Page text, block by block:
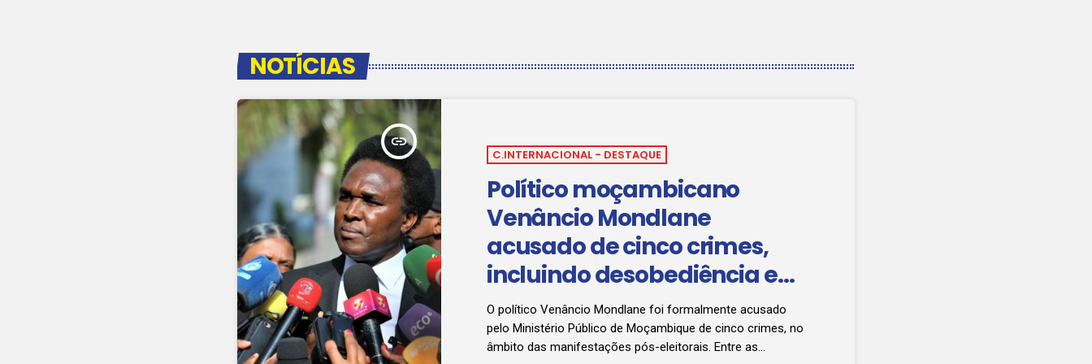
NOTÍCIAS
insert_link
C.INTERNACIONAL - DESTAQUE
Político moçambicano
Venâncio Mondlane
acusado de cinco crimes,
incluindo desobediência e
terrorismo
O político Venâncio Mondlane foi formalmente acusado
pelo Ministério Público de Moçambique de cinco crimes, no
âmbito das manifestações pós-eleitorais. Entre as